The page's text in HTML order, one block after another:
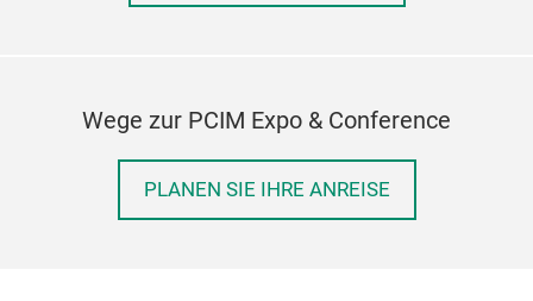
Wege zur PCIM Expo & Conference
PLANEN SIE IHRE ANREISE